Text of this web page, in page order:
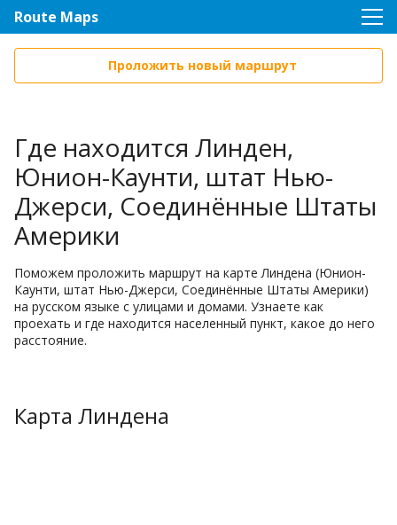
Route Maps
Проложить новый маршрут
Где находится Линден,
Юнион-Каунти, штат Нью-
Джерси, Соединённые Штаты
Америки
Поможем проложить маршрут на карте Линдена (Юнион-
Каунти, штат Нью-Джерси, Соединённые Штаты Америки)
на русском языке с улицами и домами. Узнаете как
проехать и где находится населенный пункт, какое до него
расстояние.
Карта Линдена